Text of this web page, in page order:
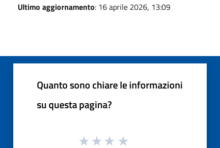
Ultimo aggiornamento: 16 aprile 2026, 13:09
Quanto sono chiare le informazioni
su questa pagina?